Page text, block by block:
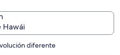
Hawái
diferente